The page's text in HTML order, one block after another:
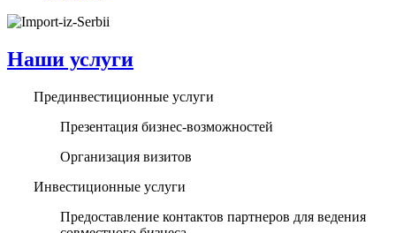
Наши услуги
Прединвестиционные услуги
Презентация бизнес-возможностей
Организация визитов
Инвестиционные услуги
Предоставление контактов партнеров для ведения